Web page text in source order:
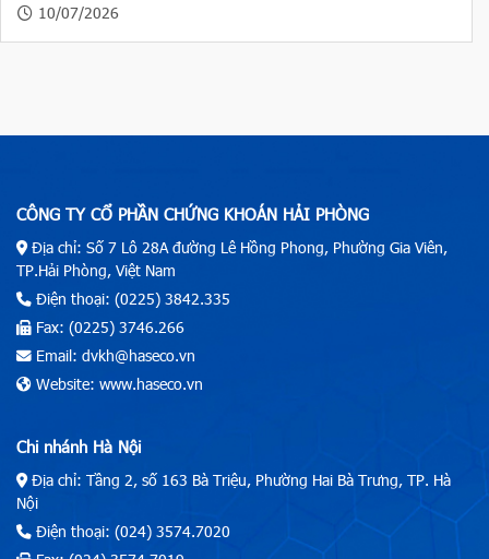
10/07/2026
CÔNG TY CỔ PHẦN CHỨNG KHOÁN HẢI PHÒNG
Địa chỉ: Số 7 Lô 28A đường Lê Hồng Phong, Phường Gia Viên,
TP.Hải Phòng, Việt Nam
Điện thoại: (0225) 3842.335
Fax: (0225) 3746.266
Email: dvkh@haseco.vn
Website: www.haseco.vn
Chi nhánh Hà Nội
Địa chỉ: Tầng 2, số 163 Bà Triệu, Phường Hai Bà Trưng, TP. Hà
Nội
Điện thoại: (024) 3574.7020